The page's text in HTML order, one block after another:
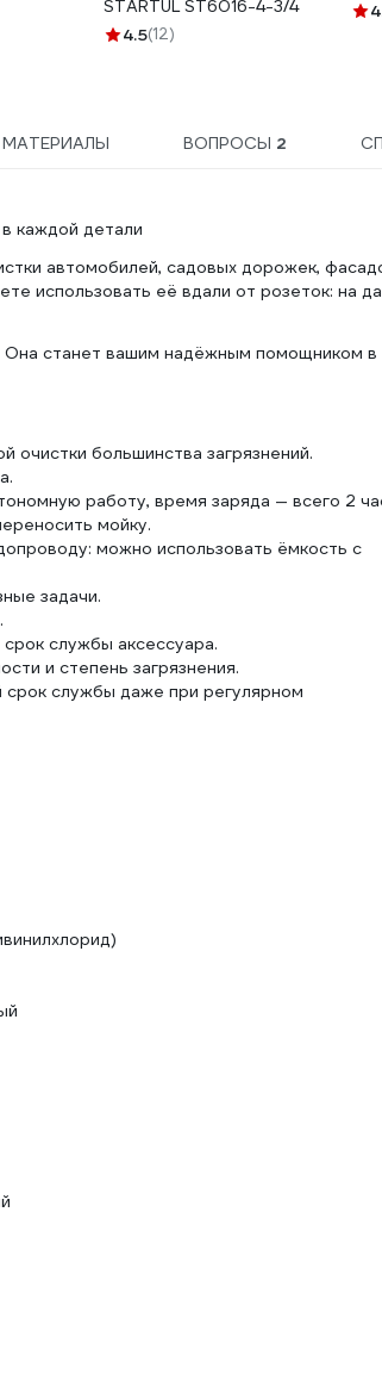
STARTUL ST6016-4-3/4
4.5(12)
ВОПРОСЫ 2
каждой детали
автомобилей, садовых дорожек,
использовать её вдали от розеток: на
Она станет вашим надёжным помощником в
большинства загрязнений.
работу, время заряда — всего 2
мойку.
можно использовать ёмкость с
задачи.
службы аксессуара.
и степень загрязнения.
срок службы даже при регулярном